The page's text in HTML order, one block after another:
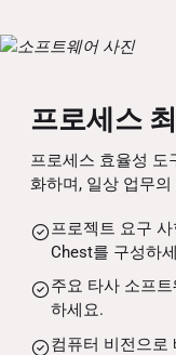
프로세스
프로세스 효율성 도
화하며, 일상 업무
프로젝트 요구
Chest를 구성하
주요 타사 소프
하세요.
컴퓨터 비전으로